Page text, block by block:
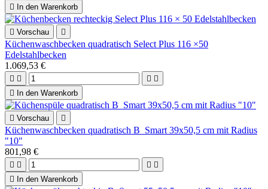

In den Warenkorb
 Vorschau 
Küchenwaschbecken quadratisch Select Plus 116 ×50
Edelstahlbecken
1.069,53 €
   

In den Warenkorb
 Vorschau 
Küchenwaschbecken quadratisch B_Smart 39x50,5 cm mit Radius
"10"
801,98 €
   

In den Warenkorb